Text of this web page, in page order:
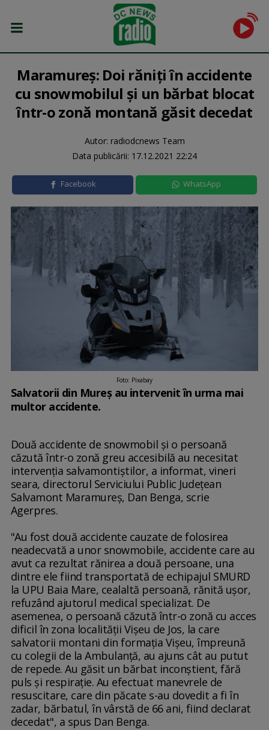
Maramureș: Doi răniţi în accidente
cu snowmobilul şi un bărbat blocat
într-o zonă montană găsit decedat
Autor: radiodcnews Team
Data publicării: 17.12.2021 22:24
Facebook WhatsApp
Foto: Pixabay
Salvatorii din Mureș au intervenit în urma mai
multor accidente.
Două accidente de snowmobil şi o persoană
căzută într-o zonă greu accesibilă au necesitat
intervenţia salvamontiştilor, a informat, vineri
seara, directorul Serviciului Public Judeţean
Salvamont Maramureş, Dan Benga, scrie
Agerpres.
"Au fost două accidente cauzate de folosirea
neadecvată a unor snowmobile, accidente care au
avut ca rezultat rănirea a două persoane, una
dintre ele fiind transportată de echipajul SMURD
la UPU Baia Mare, cealaltă persoană, rănită uşor,
refuzând ajutorul medical specializat. De
asemenea, o persoană căzută într-o zonă cu acces
dificil în zona localităţii Vişeu de Jos, la care
salvatorii montani din formaţia Vişeu, împreună
cu colegii de la Ambulanţă, au ajuns cât au putut
de repede. Au găsit un bărbat inconştient, fără
puls şi respiraţie. Au efectuat manevrele de
resuscitare, care din păcate s-au dovedit a fi în
zadar, bărbatul, în vârstă de 66 ani, fiind declarat
decedat", a spus Dan Benga.